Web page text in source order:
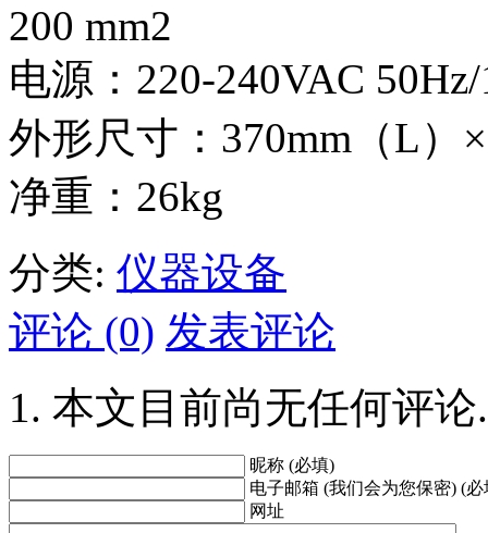
200 mm2
电源：220-240VAC
外形尺寸：370mm（L）
净重：26kg
分类: 仪器设备
评论 (0) 发表评论
本文目前尚无任何评论.
昵称 (必填)
电子邮箱 (我们会为您保密) (必
网址